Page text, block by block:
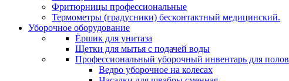
Фритюрницы профессиональные
Термометры (градусники) бесконтактный медицинский.
Уборочное оборудование
Ёршик для унитаза
Щетки для мытья с подачей воды
Профессиональный уборочный инвентарь для полов
Ведро уборочное на колесах